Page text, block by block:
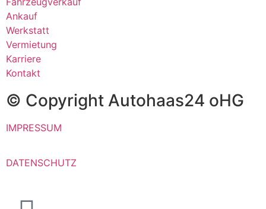
Ankauf
Werkstatt
Vermietung
Karriere
Kontakt
© Copyright Autohaas24 oHG
IMPRESSUM
DATENSCHUTZ